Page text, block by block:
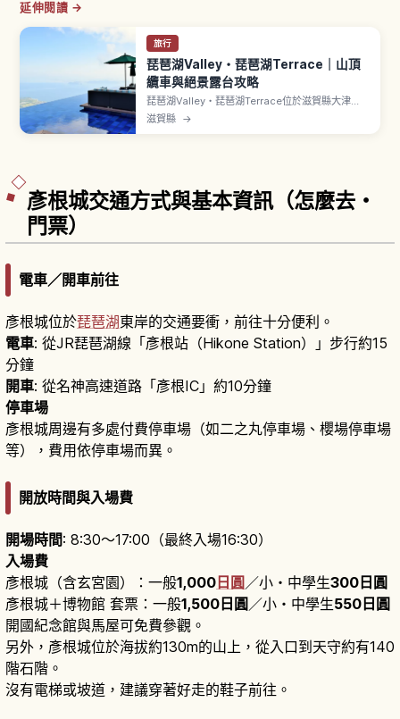
延伸閱讀 →
旅行
琵琶湖Valley・琵琶湖Terrace｜山頂
纜車與絕景露台攻略
琵琶湖Valley・琵琶湖Terrace位於滋賀縣大津
市，是橫跨打見山〜蓬萊山的山岳度假村。山頂纜
滋賀縣 →
彥根城交通方式與基本資訊（怎麼去・
門票）
電車／開車前往
彥根城位於琵琶湖東岸的交通要衝，前往十分便利。
電車: 從JR琵琶湖線「彥根站（Hikone Station）」步行約15
分鐘
開車: 從名神高速道路「彥根IC」約10分鐘
停車場
彥根城周邊有多處付費停車場（如二之丸停車場、櫻場停車場
等），費用依停車場而異。
開放時間與入場費
開場時間: 8:30〜17:00（最終入場16:30）
入場費
彥根城（含玄宮園）：一般1,000日圓 ／小・中學生300日圓
彥根城＋博物館 套票：一般1,500日圓／小・中學生550日圓
開國紀念館與馬屋可免費參觀。
另外，彥根城位於海拔約130m的山上，從入口到天守約有140
階石階。
沒有電梯或坡道，建議穿著好走的鞋子前往。